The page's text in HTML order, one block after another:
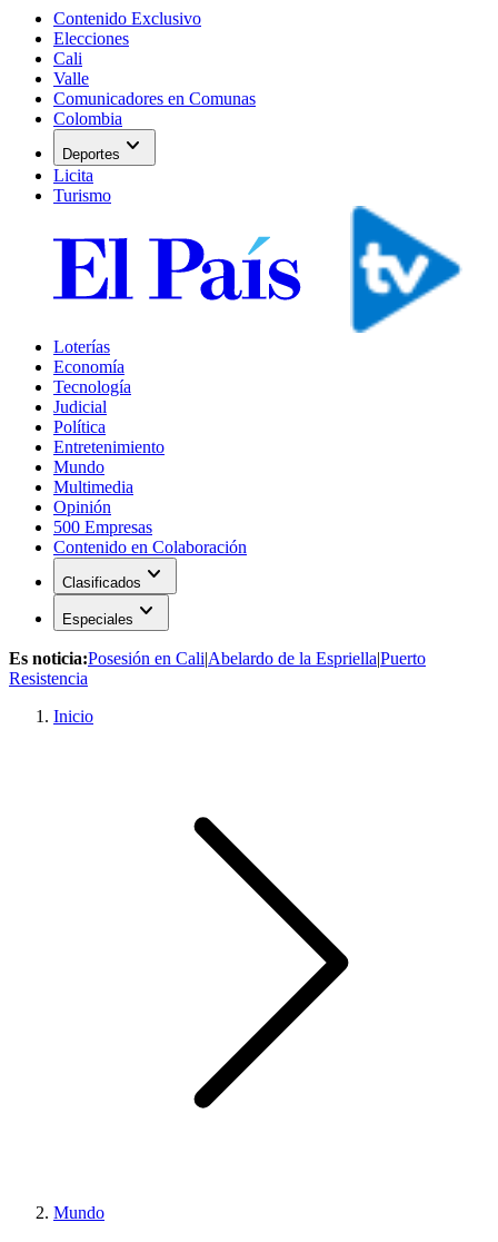
Contenido Exclusivo
Elecciones
Cali
Valle
Comunicadores en Comunas
Colombia
Deportes expand_more
Licita
Turismo
Loterías
Economía
Tecnología
Judicial
Política
Entretenimiento
Mundo
Multimedia
Opinión
500 Empresas
Contenido en Colaboración
Clasificados expand_more
Especiales expand_more
Es noticia:Posesión en Cali|Abelardo de la Espriella|Puerto
Resistencia
Inicio
Mundo